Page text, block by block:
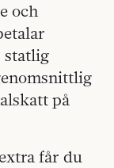
och
statlig
på
får du